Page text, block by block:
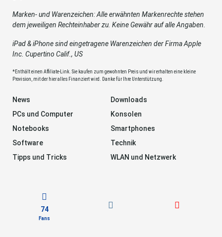
Marken- und Warenzeichen: Alle erwähnten Markenrechte stehen
dem jeweiligen Rechteinhaber zu. Keine Gewähr auf alle Angaben.
iPad & iPhone sind eingetragene Warenzeichen der Firma Apple
Inc. Cupertino Calif., US
*Enthält einen Affiliate-Link. Sie kaufen zum gewohnten Preis und wir erhalten eine kleine
Provision, mit der hier alles Finanziert wird. Danke für Ihre Unterstützung.
News
Downloads
PCs und Computer
Konsolen
Notebooks
Smartphones
Software
Technik
Tipps und Tricks
WLAN und Netzwerk
74
Fans